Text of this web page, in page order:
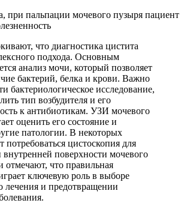
что диагностика цистита
подхода. Основным
анализ мочи, который позволяет
бактерий, белка и крови. Важно
бактериологическое исследование,
тип возбудителя и его
к антибиотикам. УЗИ мочевого
оценить его состояние и
патологии. В некоторых
потребоваться цистоскопия для
внутренней поверхности мочевого
отмечают, что правильная
ключевую роль в выборе
лечения и предотвращении